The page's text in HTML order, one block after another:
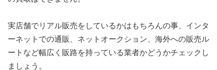
実店舗でリアル販売をしているかはもちろんの事、インタ
ーネットでの通販、ネットオークション、海外への販売ル
ートなど幅広く販路を持っている業者かどうかチェックし
ましょう。